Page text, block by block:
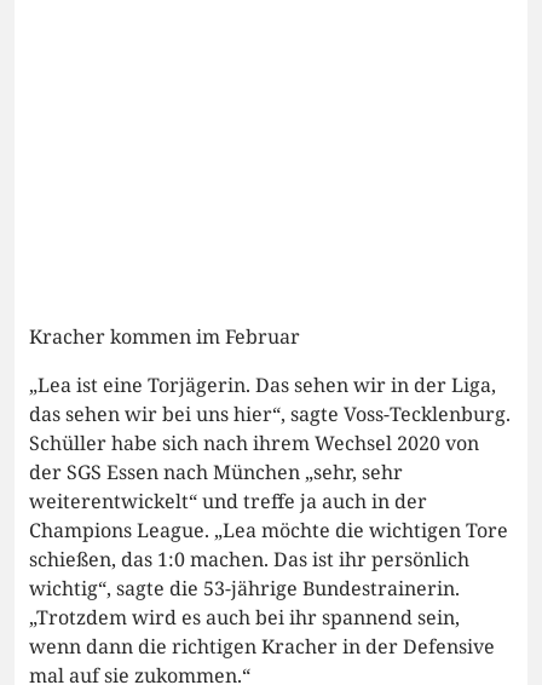
Kracher kommen im Februar
„Lea ist eine Torjägerin. Das sehen wir in der Liga,
das sehen wir bei uns hier“, sagte Voss-Tecklenburg.
Schüller habe sich nach ihrem Wechsel 2020 von
der SGS Essen nach München „sehr, sehr
weiterentwickelt“ und treffe ja auch in der
Champions League. „Lea möchte die wichtigen Tore
schießen, das 1:0 machen. Das ist ihr persönlich
wichtig“, sagte die 53-jährige Bundestrainerin.
„Trotzdem wird es auch bei ihr spannend sein,
wenn dann die richtigen Kracher in der Defensive
mal auf sie zukommen.“